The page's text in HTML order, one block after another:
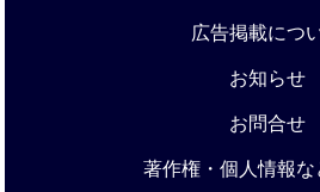
広告掲載につ
お知らせ
お問合せ
著作権・個人情報な